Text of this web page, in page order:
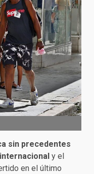
sin precedentes
y el
en el último